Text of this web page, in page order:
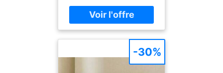
métal noir avec de petits
détails en bois. Il s'intègre
parfaitement dans les
-30%